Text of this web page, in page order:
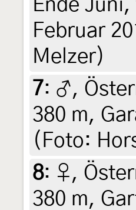
Ende
Februar
Melzer)
7: ♂,
380 m,
(Foto:
8: ♀,
380 m,